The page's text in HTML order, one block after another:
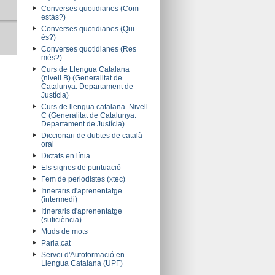
Converses quotidianes (Com
estàs?)
Converses quotidianes (Qui
és?)
Converses quotidianes (Res
més?)
Curs de Llengua Catalana
(nivell B) (Generalitat de
Catalunya. Departament de
Justícia)
Curs de llengua catalana. Nivell
C (Generalitat de Catalunya.
Departament de Justícia)
Diccionari de dubtes de català
oral
Dictats en línia
Els signes de puntuació
Fem de periodistes (xtec)
Itineraris d'aprenentatge
(intermedi)
Itineraris d'aprenentatge
(suficiència)
Muds de mots
Parla.cat
Servei d'Autoformació en
Llengua Catalana (UPF)